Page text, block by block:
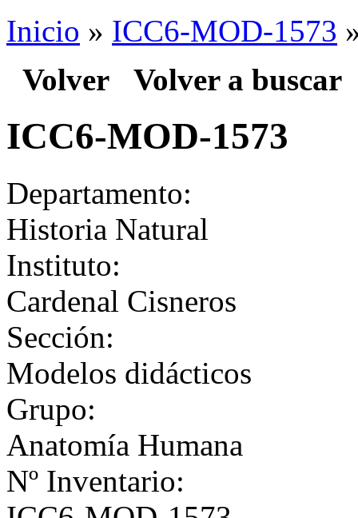
Inicio » ICC6-MOD-1573
Volver Volver a buscar
ICC6-MOD-1573
Departamento:
Historia Natural
Instituto:
Cardenal Cisneros
Sección:
Modelos didácticos
Grupo:
Anatomía Humana
Nº Inventario: